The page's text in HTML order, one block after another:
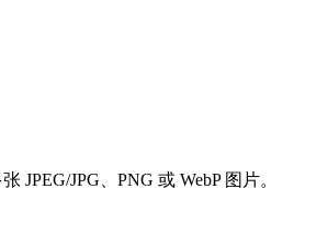
JPEG/JPG、PNG 或 WebP 图片。